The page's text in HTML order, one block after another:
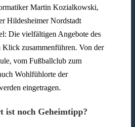
Martin Kozialkowski,
Hildesheimer Nordstadt
Die vielfältigen Angebote des
Klick zusammenführen. Von der
vom Fußballclub zum
Wohlfühlorte der
eingetragen.
noch Geheimtipp?